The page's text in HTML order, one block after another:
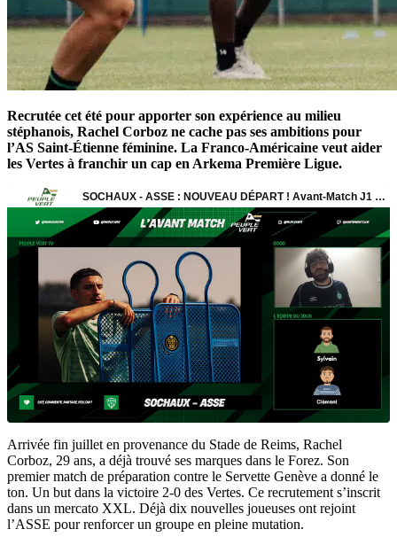
Recrutée cet été pour apporter son expérience au milieu
stéphanois, Rachel Corboz ne cache pas ses ambitions pour
l’AS Saint-Étienne féminine. La Franco-Américaine veut aider
les Vertes à franchir un cap en Arkema Première Ligue.
Arrivée fin juillet en provenance du Stade de Reims, Rachel
Corboz, 29 ans, a déjà trouvé ses marques dans le Forez. Son
premier match de préparation contre le Servette Genève a donné le
ton. Un but dans la victoire 2-0 des Vertes. Ce recrutement s’inscrit
dans un mercato XXL. Déjà dix nouvelles joueuses ont rejoint
l’ASSE pour renforcer un groupe en pleine mutation.